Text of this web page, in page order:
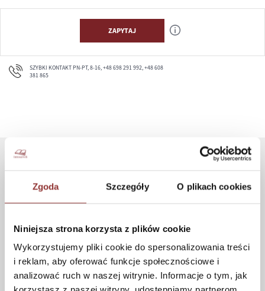
Zgoda Szczegóły O plikach cookies
Niniejsza strona korzysta z plików cookie
Wykorzystujemy pliki cookie do spersonalizowania treści
i reklam, aby oferować funkcje społecznościowe i
analizować ruch w naszej witrynie. Informacje o tym, jak
ZAPYTAJ
SZYBKI KONTAKT PN-PT, 8-16, +48 698 291 992, +48 608
381 865
Jak kupować
Formy płatności
Informacje techniczne